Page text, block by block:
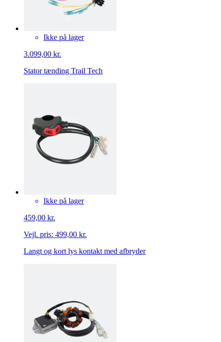
Ikke på lager
3.099,00 kr.
Stator tænding Trail Tech
Ikke på lager
459,00 kr.
Vejl. pris: 499,00 kr.
Langt og kort lys kontakt med afbryder